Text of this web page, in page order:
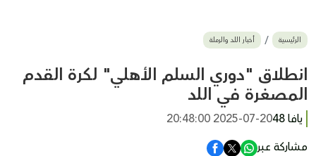
بيع وشراء
أخبار القدس
وفيات
المزيد
ارسل خبر
الرئيسية أخبار اللد والرملة
انطلاق "دوري السلم الأهلي" لكرة القدم
المصغرة في اللد
يافا 48
2025-07-20 20:48:00
مشاركة عبر